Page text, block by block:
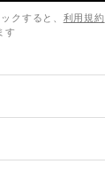
クすると、 利用規約
す